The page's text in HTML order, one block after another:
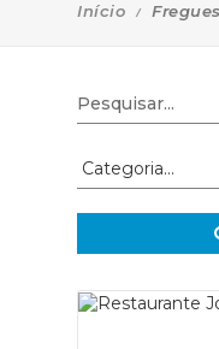
Início